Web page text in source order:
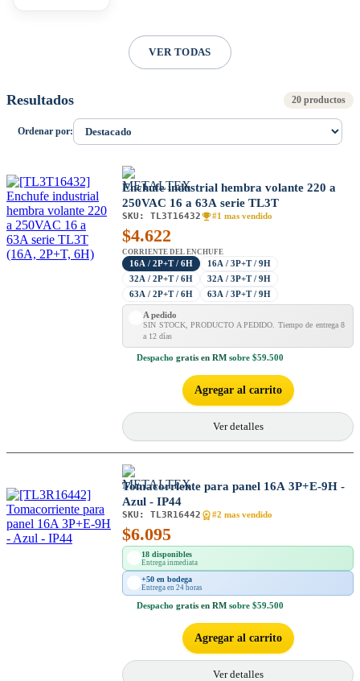
VER TODAS
Resultados 20 productos
Ordenar por:
Enchufe industrial hembra volante 220 a
250VAC 16 a 63A serie TL3T
SKU: TL3T16432 #1 mas vendido
$4.622
CORRIENTE DEL ENCHUFE
16A / 2P+T / 6H
16A / 3P+T / 9H
32A / 2P+T / 6H
32A / 3P+T / 9H
63A / 2P+T / 6H
63A / 3P+T / 9H
A pedido
SIN STOCK, PRODUCTO A PEDIDO. Tiempo de entrega 8
a 12 días
Despacho gratis en RM sobre $59.500
Agregar al carrito
Ver detalles
Tomacorriente para panel 16A 3P+E-9H -
Azul - IP44
SKU: TL3R16442 #2 mas vendido
$6.095
18 disponibles
Entrega inmediata
+50 en bodega
Entrega en 24 horas
Despacho gratis en RM sobre $59.500
Agregar al carrito
Ver detalles